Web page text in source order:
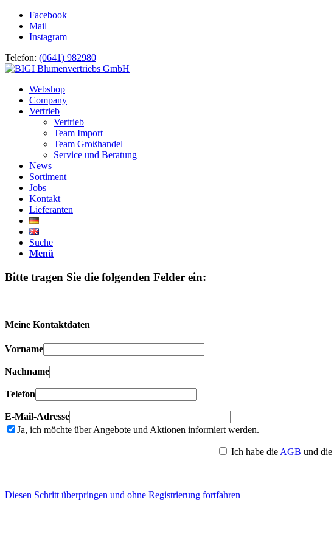
Facebook
Mail
Instagram
Telefon: (0641) 982980
Webshop
Company
Vertrieb
Vertrieb
Team Import
Team Großhandel
Service und Beratung
News
Sortiment
Jobs
Kontakt
Lieferanten
Suche
Menü
Bitte tragen Sie die folgenden Felder ein:
Meine Kontaktdaten
Vorname
Nachname
Telefon
E-Mail-Adresse
Ja, ich möchte über Angebote und Aktionen informiert werden.
Ich habe die AGB und die
Diesen Schritt überpringen und ohne Registrierung fortfahren